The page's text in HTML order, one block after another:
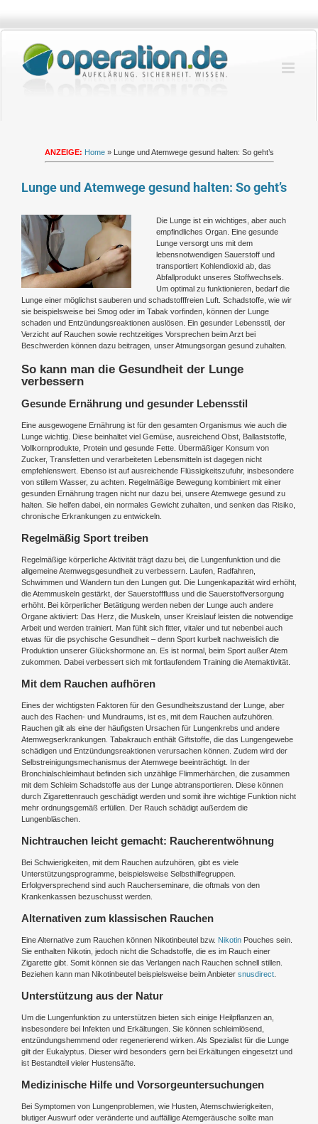
springen
ANZEIGE: Home» Lunge und Atemwege gesund halten: So geht’s
Lunge und Atemwege gesund halten: So geht’s
Zeige
grösseres
Bild
Die Lunge ist ein wichtiges, aber auch
empfindliches Organ. Eine gesunde
Lunge versorgt uns mit dem
lebensnotwendigen Sauerstoff und
transportiert Kohlendioxid ab, das
Abfallprodukt unseres Stoffwechsels.
Um optimal zu funktionieren, bedarf die
Lunge einer möglichst sauberen und schadstofffreien Luft. Schadstoffe, wie wir
sie beispielsweise bei Smog oder im Tabak vorfinden, können der Lunge
schaden und Entzündungsreaktionen auslösen. Ein gesunder Lebensstil, der
Verzicht auf Rauchen sowie rechtzeitiges Vorsprechen beim Arzt bei
Beschwerden können dazu beitragen, unser Atmungsorgan gesund zuhalten.
So kann man die Gesundheit der Lunge
verbessern
Gesunde Ernährung und gesunder Lebensstil
Eine ausgewogene Ernährung ist für den gesamten Organismus wie auch die
Lunge wichtig. Diese beinhaltet viel Gemüse, ausreichend Obst, Ballaststoffe,
Vollkornprodukte, Protein und gesunde Fette. Übermäßiger Konsum von
Zucker, Transfetten und verarbeiteten Lebensmitteln ist dagegen nicht
empfehlenswert. Ebenso ist auf ausreichende Flüssigkeitszufuhr, insbesondere
von stillem Wasser, zu achten. Regelmäßige Bewegung kombiniert mit einer
gesunden Ernährung tragen nicht nur dazu bei, unsere Atemwege gesund zu
halten. Sie helfen dabei, ein normales Gewicht zuhalten, und senken das Risiko,
chronische Erkrankungen zu entwickeln.
Regelmäßig Sport treiben
Regelmäßige körperliche Aktivität trägt dazu bei, die Lungenfunktion und die
allgemeine Atemwegsgesundheit zu verbessern. Laufen, Radfahren,
Schwimmen und Wandern tun den Lungen gut. Die Lungenkapazität wird erhöht,
die Atemmuskeln gestärkt, der Sauerstofffluss und die Sauerstoffversorgung
erhöht. Bei körperlicher Betätigung werden neben der Lunge auch andere
Organe aktiviert: Das Herz, die Muskeln, unser Kreislauf leisten die notwendige
Arbeit und werden trainiert. Man fühlt sich fitter, vitaler und tut nebenbei auch
etwas für die psychische Gesundheit – denn Sport kurbelt nachweislich die
Produktion unserer Glückshormone an. Es ist normal, beim Sport außer Atem
zukommen. Dabei verbessert sich mit fortlaufendem Training die Atemaktivität.
Mit dem Rauchen aufhören
Eines der wichtigsten Faktoren für den Gesundheitszustand der Lunge, aber
auch des Rachen- und Mundraums, ist es, mit dem Rauchen aufzuhören.
Rauchen gilt als eine der häufigsten Ursachen für Lungenkrebs und andere
Atemwegserkrankungen. Tabakrauch enthält Giftstoffe, die das Lungengewebe
schädigen und Entzündungsreaktionen verursachen können. Zudem wird der
Selbstreinigungsmechanismus der Atemwege beeinträchtigt. In der
Bronchialschleimhaut befinden sich unzählige Flimmerhärchen, die zusammen
mit dem Schleim Schadstoffe aus der Lunge abtransportieren. Diese können
durch Zigarettenrauch geschädigt werden und somit ihre wichtige Funktion nicht
mehr ordnungsgemäß erfüllen. Der Rauch schädigt außerdem die
Lungenbläschen.
Nichtrauchen leicht gemacht: Raucherentwöhnung
Bei Schwierigkeiten, mit dem Rauchen aufzuhören, gibt es viele
Unterstützungsprogramme, beispielsweise Selbsthilfegruppen.
Erfolgversprechend sind auch Raucherseminare, die oftmals von den
Krankenkassen bezuschusst werden.
Alternativen zum klassischen Rauchen
Eine Alternative zum Rauchen können Nikotinbeutel bzw. Nikotin Pouches sein.
Sie enthalten Nikotin, jedoch nicht die Schadstoffe, die es im Rauch einer
Zigarette gibt. Somit können sie das Verlangen nach Rauchen schnell stillen.
Beziehen kann man Nikotinbeutel beispielsweise beim Anbieter snusdirect
Unterstützung aus der Natur
Um die Lungenfunktion zu unterstützen bieten sich einige Heilpflanzen an,
insbesondere bei Infekten und Erkältungen. Sie können schleimlösend,
entzündungshemmend oder regenerierend wirken. Als Spezialist für die Lunge
gilt der Eukalyptus. Dieser wird besonders gern bei Erkältungen eingesetzt und
ist Bestandteil vieler Hustensäfte.
Medizinische Hilfe und Vorsorgeuntersuchungen
Bei Symptomen von Lungenproblemen, wie Husten, Atemschwierigkeiten,
blutiger Auswurf oder veränderte und auffällige Atemgeräusche sollte man